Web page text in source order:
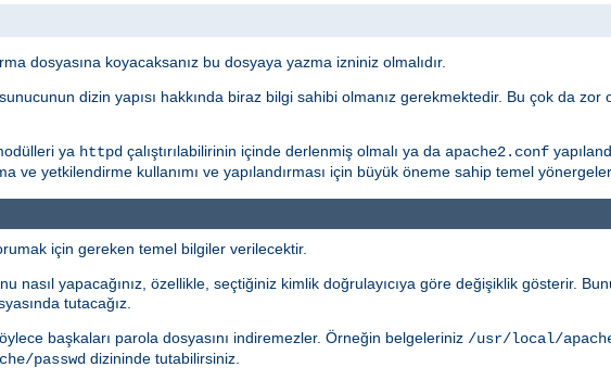
dosyasına koyacaksanız bu dosyaya yazma izniniz olmalıdır.
dizin yapısı hakkında biraz bilgi sahibi olmanız gerekmektedir. Bu çok da
ya httpd çalıştırılabilirinin içinde derlenmiş olmalı ya da apache2.conf
ve yetkilendirme kullanımı ve yapılandırması için büyük öneme sahip temel
için gereken temel bilgiler verilecektir.
nasıl yapacağınız, özellikle, seçtiğiniz kimlik doğrulayıcıya göre değişiklik gösterir.
tutacağız.
başkaları parola dosyasını indiremezler. Örneğin belgeleriniz /usr/local/
passwd dizininde tutabilirsiniz.